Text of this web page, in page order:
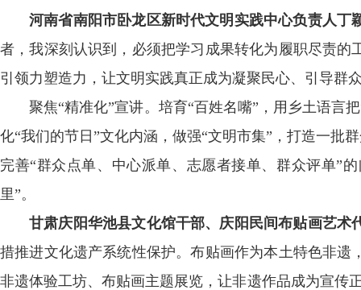
河南省南阳市卧龙区新时代文明实践中心负责人丁
者，我深刻认识到，必须把学习成果转化为履职尽责
引领力塑造力，让文明实践真正成为凝聚民心、引导
聚焦“精准化”宣讲。培育“百姓名嘴”，用乡土语言
化“我们的节日”文化内涵，做强“文明市集”，打造一批
完善“群众点单、中心派单、志愿者接单、群众评单”
里”。
甘肃庆阳华池县文化馆干部、庆阳民间布贴画艺术
措推进文化遗产系统性保护。布贴画作为本土特色非
非遗体验工坊、布贴画主题展览，让非遗作品成为宣传